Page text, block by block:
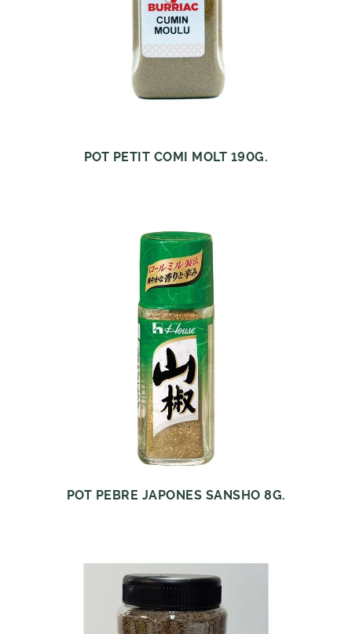
POT PETIT COMI MOLT 190G.
POT PEBRE JAPONES SANSHO 8G.